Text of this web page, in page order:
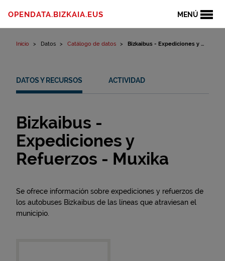
MENÚ
OPENDATA.BIZKAIA.EUS
Inicio Datos Catálogo de datos Bizkaibus - Expediciones y ...
DATOS Y RECURSOS ACTIVIDAD
Bizkaibus -
Expediciones y
Refuerzos - Muxika
Se ofrece información sobre expediciones y refuerzos de
los autobuses Bizkaibus de las líneas que atraviesan el
municipio.